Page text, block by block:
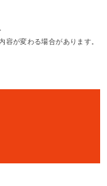
が変わる場合があります。